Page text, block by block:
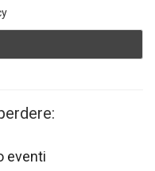
eventi